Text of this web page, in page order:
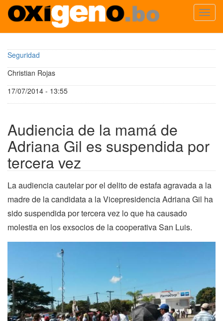
contenido
principal
Seguridad
Christian Rojas
17/07/2014 - 13:55
Audiencia de la mamá de
Adriana Gil es suspendida por
tercera vez
La audiencia cautelar por el delito de estafa agravada a la
madre de la candidata a la Vicepresidencia Adriana Gil ha
sido suspendida por tercera vez lo que ha causado
molestia en los exsocios de la cooperativa San Luis.